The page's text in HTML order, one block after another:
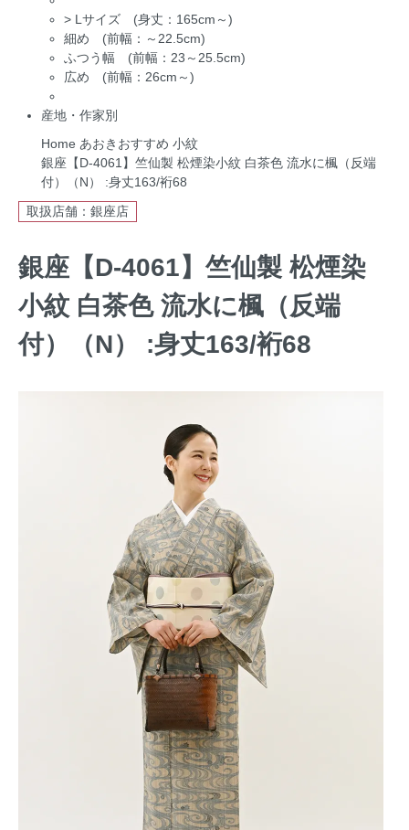
> Lサイズ (身丈：165cm～)
細め (前幅：～22.5cm)
ふつう幅 (前幅：23～25.5cm)
広め (前幅：26cm～)
産地・作家別
Home あおきおすすめ 小紋
銀座【D-4061】竺仙製 松煙染小紋 白茶色 流水に楓（反端
付）（N） :身丈163/裄68
取扱店舗：銀座店
銀座【D-4061】竺仙製 松煙染
小紋 白茶色 流水に楓（反端
付）（N） :身丈163/裄68